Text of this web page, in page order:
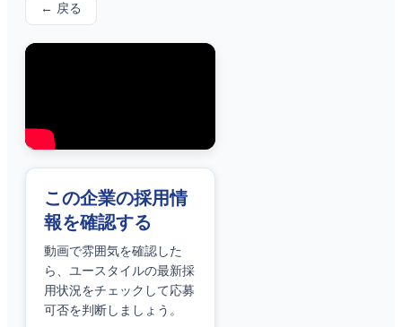
← 戻る
この企業の採用情
報を確認する
動画で雰囲気を確認した
ら、 ユースタイルの最新採
用状況をチェックして応募
可否を判断しましょう。